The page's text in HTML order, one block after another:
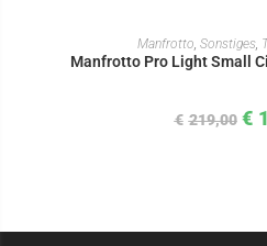
IN DEN
Manfrotto Sonstiges
Manfrotto Pro Light Small
€ 219,00 €